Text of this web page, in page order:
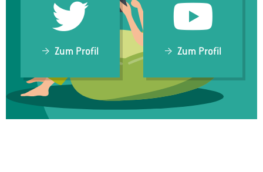
Zum Profil Zum Profil